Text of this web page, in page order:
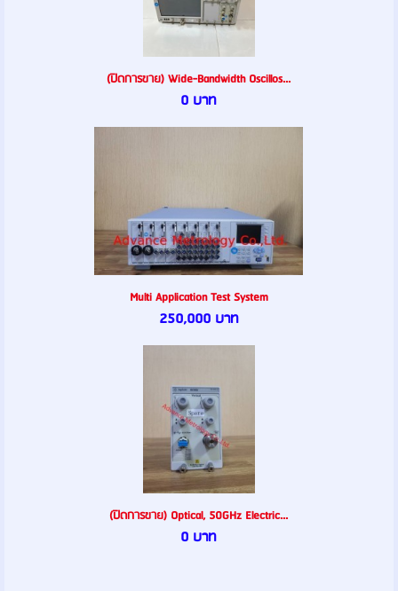
(ปิดการขาย) Wide-Bandwidth Oscillos...
0 บาท
Multi Application Test System
250,000 บาท
(ปิดการขาย) Optical, 50GHz Electric...
0 บาท